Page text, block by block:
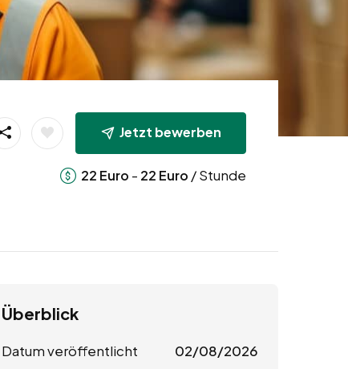
Jetzt bewerben
22 Euro - 22 Euro / Stunde
Überblick
Datum veröffentlicht 02/08/2026